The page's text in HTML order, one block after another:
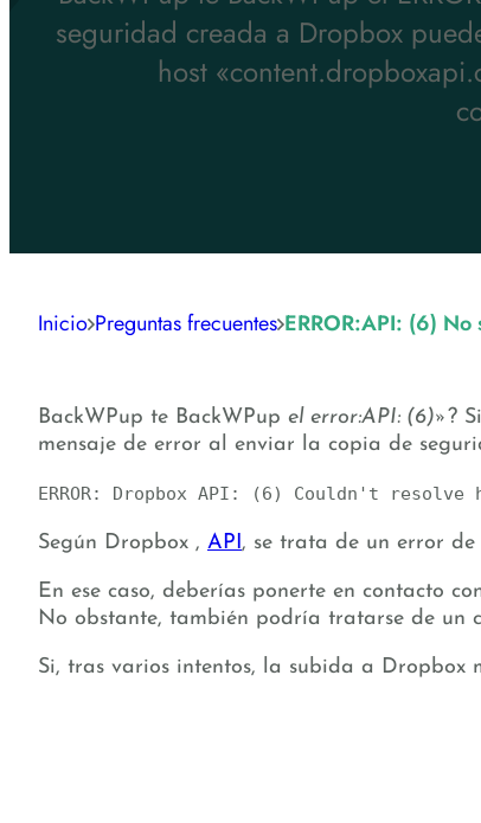
seguridad creada a Dropbox
host
Inicio Preguntas frecuentes ERROR:API: (6)
BackWPup te BackWPup el error:API: (6)»?
mensaje de error al enviar la copia de
ERROR: Dropbox API: (6) Couldn't
Según Dropbox , API, se trata de un error de
En ese caso, deberías ponerte en contacto
No obstante, también podría tratarse de un
Si, tras varios intentos, la subida a Dropbox